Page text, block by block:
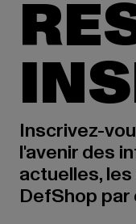
Inscrivez-
l'avenir des
actuelles,
DefShop par